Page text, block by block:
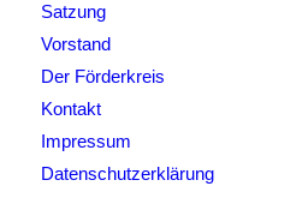
Satzung
Vorstand
Der Förderkreis
Kontakt
Impressum
Datenschutzerklärung